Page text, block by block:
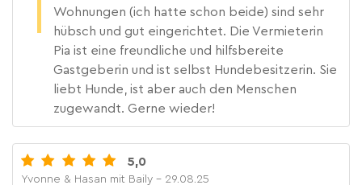
Wohnungen (ich hatte schon beide) sind sehr
hübsch und gut eingerichtet. Die Vermieterin
Pia ist eine freundliche und hilfsbereite
Gastgeberin und ist selbst Hundebesitzerin. Sie
liebt Hunde, ist aber auch den Menschen
zugewandt. Gerne wieder!
5,0
Yvonne & Hasan mit Baily - 29.08.25